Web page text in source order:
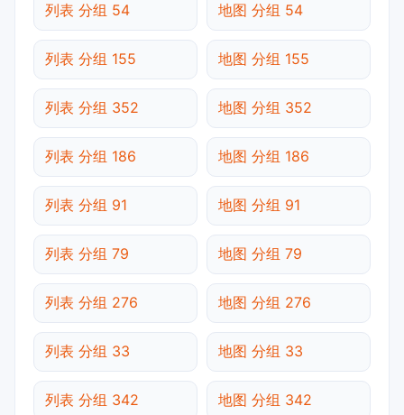
列表 分组 54 地图 分组 54
列表 分组 155 地图 分组 155
列表 分组 352 地图 分组 352
列表 分组 186 地图 分组 186
列表 分组 91 地图 分组 91
列表 分组 79 地图 分组 79
列表 分组 276 地图 分组 276
列表 分组 33 地图 分组 33
列表 分组 342 地图 分组 342